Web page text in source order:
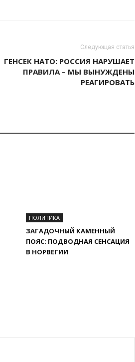
Следующая статья
ГЕНСЕК НАТО: РОССИЯ НАРУШАЕТ
ПРАВИЛА – МЫ ВЫНУЖДЕНЫ
РЕАГИРОВАТЬ
ПОЛИТИКА
ЗАГАДОЧНЫЙ КАМЕННЫЙ
ПОЯС: ПОДВОДНАЯ СЕНСАЦИЯ
В НОРВЕГИИ